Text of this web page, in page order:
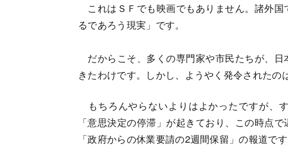
これはＳＦでも映画でもありません。諸外
るであろう現実」です。
だからこそ、多くの専門家や市民たちが、
きたわけです。しかし、ようやく発令されたの
もちろんやらないよりはよかったですが、
「意思決定の停滞」が起きており、この時点
「政府からの休業要請の2週間保留」の報道です